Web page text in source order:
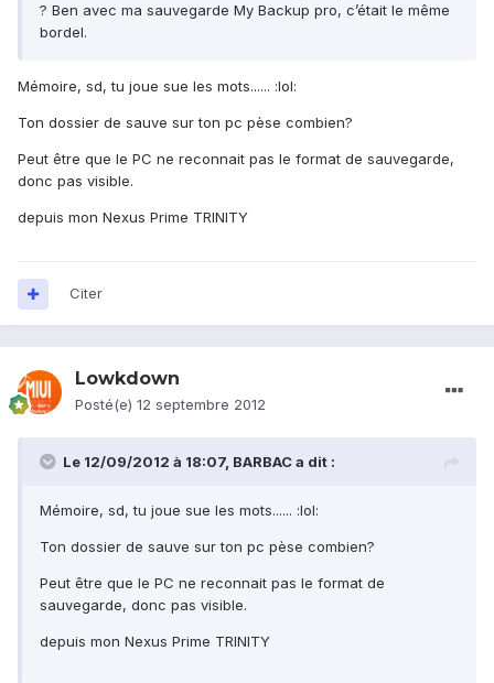
? Ben avec ma sauvegarde My Backup pro, c’était le même
bordel.
Mémoire, sd, tu joue sue les mots...... :lol:
Ton dossier de sauve sur ton pc pèse combien?
Peut être que le PC ne reconnait pas le format de sauvegarde,
donc pas visible.
depuis mon Nexus Prime TRINITY
Citer
Lowkdown
Posté(e) 12 septembre 2012
Le 12/09/2012 à 18:07, BARBAC a dit :
Mémoire, sd, tu joue sue les mots...... :lol:
Ton dossier de sauve sur ton pc pèse combien?
Peut être que le PC ne reconnait pas le format de
sauvegarde, donc pas visible.
depuis mon Nexus Prime TRINITY